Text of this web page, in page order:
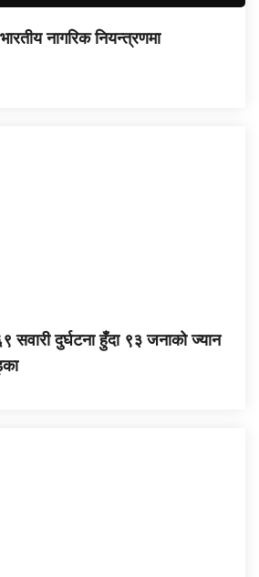
नागरिक नियन्त्रणमा
सवारी दुर्घटना हुँदा ९३ जनाको ज्यान